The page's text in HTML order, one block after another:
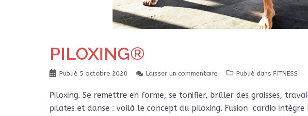
PILOXING®
Publié 5 octobre 2020 Laisser un commentaire Publié dans FITNESS
Piloxing. Se remettre en forme, se tonifier, brûler des graisses,
pilates et danse : voilà le concept du piloxing. Fusion cardio